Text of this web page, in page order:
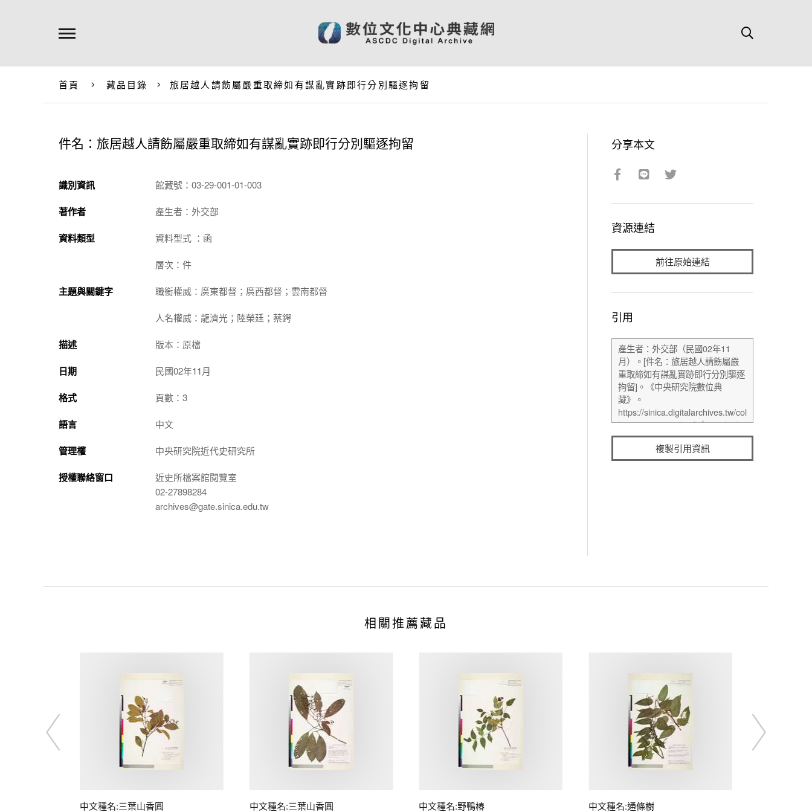
首頁 藏品目錄 旅居越人請飭屬嚴重取締如有謀亂實跡即行分別驅逐拘留
件名：旅居越人請飭屬嚴重取締如有謀亂實跡即行分別驅逐拘留
識別資訊 館藏號：03-29-001-01-003
著作者 產生者：外交部
資料類型 資料型式 ：函
層次：件
主題與關鍵字 職銜權威：廣東都督；廣西都督；雲南都督
人名權威：龍濟光；陸榮廷；蔡鍔
描述 版本：原檔
日期 民國02年11月
格式 頁數：3
語言 中文
管理權 中央研究院近代史研究所
授權聯絡窗口
近史所檔案館閱覽室
02-27898284
archives@gate.sinica.edu.tw
分享本文
資源連結
前往原始連結
引用
複製引用資訊
相關推薦藏品
中文種名:三葉山香圓 中文種名:三葉山香圓 中文種名:野鴨椿 中文種名:通條樹